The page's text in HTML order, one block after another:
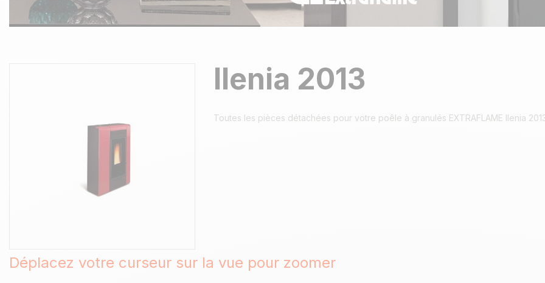
Ilenia 2013
Toutes les pièces détachées pour votre poêle à granulés EXTRAFLAME Ilenia
Déplacez votre curseur sur la vue pour zoomer